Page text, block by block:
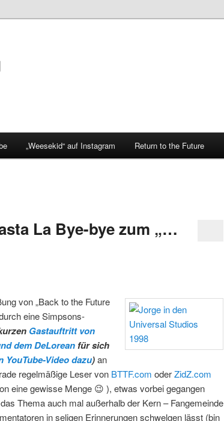
„Weesekid“ auf Instagram Return to the Future
La Bye-bye zum „…
von „Back to the Future
eine Simpsons-
Gastauftritt von
dem DeLoreanfür sich
YouTube-Video dazu)an
regelmäßige Leser von BTTF.com oderZidZ.com
eine gewisse Menge 😉 ), etwas vorbei gegangen
Thema auch mal außerhalb der Kern – Fangemeinde
in seligen Erinnerungen schwelgen lässt (bin